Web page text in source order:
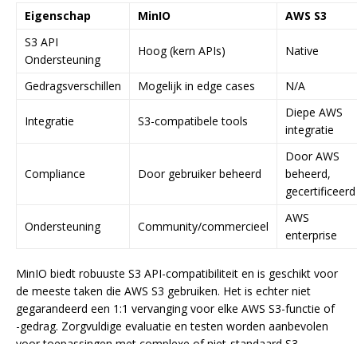
Eigenschap MinIO
AWS S3
S3 API
Ondersteuning
Hoog (kern APIs) Native
Gedragsverschillen Mogelijk in edge cases N/A
Integratie S3-compatibele tools
Diepe AWS
integratie
Compliance Door gebruiker beheerd
Door AWS
beheerd,
gecertificeerd
Ondersteuning Community/commercieel
AWS
enterprise
MinIO biedt robuuste S3 API-compatibiliteit en is geschikt voor
de meeste taken die AWS S3 gebruiken. Het is echter niet
gegarandeerd een 1:1 vervanging voor elke AWS S3-functie of
-gedrag. Zorgvuldige evaluatie en testen worden aanbevolen